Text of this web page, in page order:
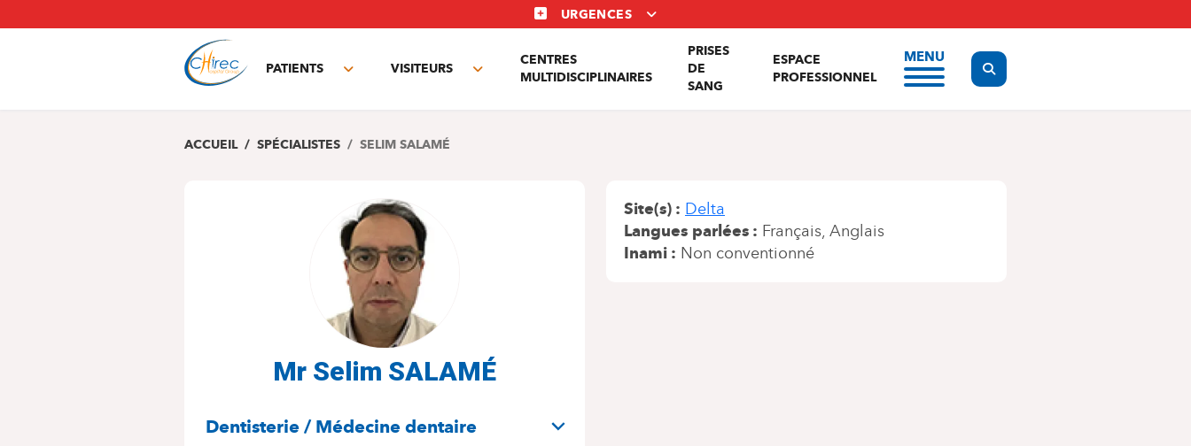
au
URGENCES
PATIENTS
Toggle
VISITEURS
Toggle
CENTRES
MULTIDISCIPLINAIRES
PRISES
DE
SANG
ESPACE
PROFESSIONNEL
MENU
Display the search form
ACCUEIL SPÉCIALISTES SELIM SALAMÉ
Mr Selim SALAMÉ
SPÉCIALITÉS
Dentisterie / Médecine dentaire
Site(s)
Delta
Langues parlées
Français Anglais
Inami
Non conventionné